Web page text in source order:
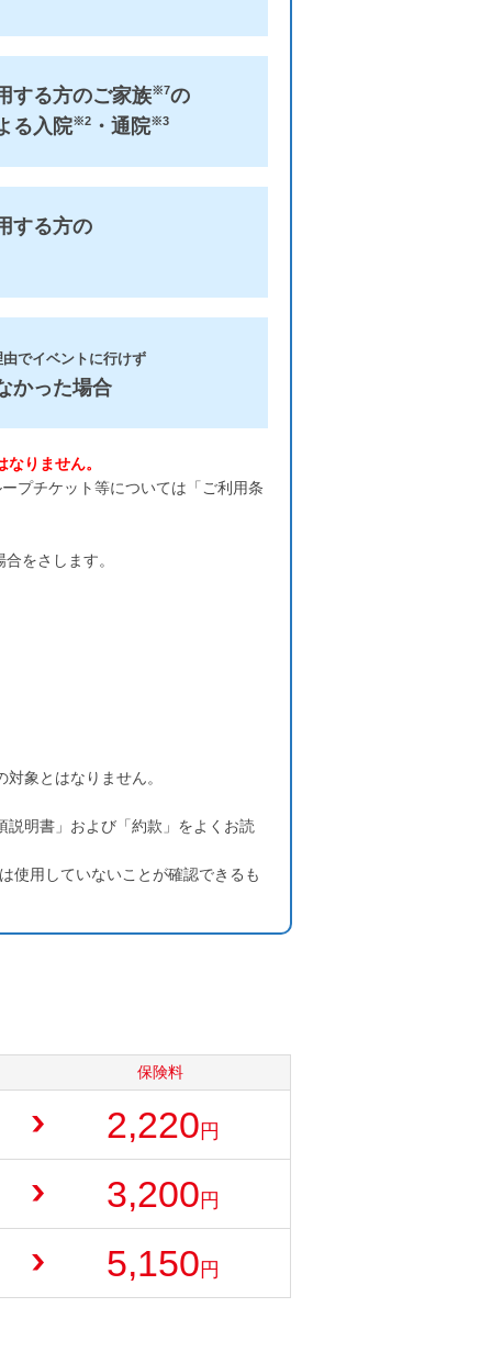
する方のご家族※7の
る入院※2 ・通院※3
する方の
でイベントに行けず
かった場合
りません。
プチケット等については「ご利用条
をさします。
象とはなりません。
明書」および「約款」をよくお読
使用していないことが確認できるも
保険料
2,220円
3,200円
5,150円